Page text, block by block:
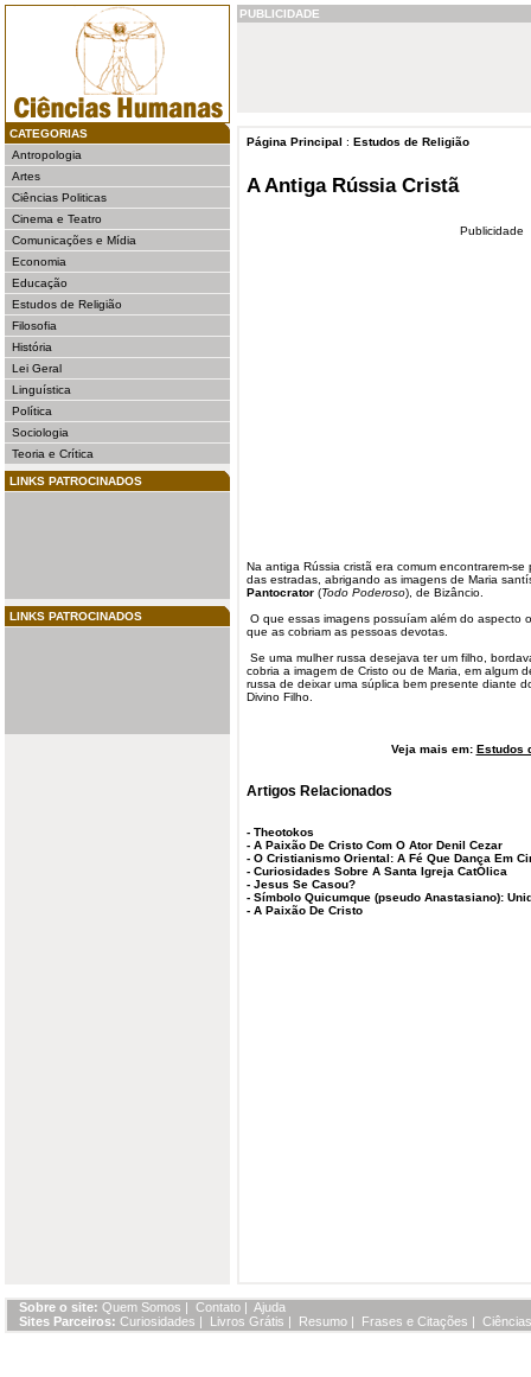
CATEGORIAS
Antropologia
Artes
Ciências Politicas
Cinema e Teatro
Comunicações e Mídia
Economia
Educação
Estudos de Religião
Filosofia
História
Lei Geral
Linguística
Política
Sociologia
Teoria e Crítica
LINKS PATROCINADOS
LINKS PATROCINADOS
PUBLICIDADE
Página Principal : Estudos de Religião
A Antiga Rússia Cristã
Publicidade
Na antiga Rússia cristã era comum encontrarem-
das estradas, abrigando as imagens de Maria
Pantocrator (Todo Poderoso), de Bizâncio.
O que essas imagens possuíam além do aspecto
que as cobriam as pessoas devotas
Se uma mulher russa desejava ter um filho,
cobria a imagem de Cristo ou de Maria, em algum
russa de deixar uma súplica bem presente diante
Divino Filho.
Veja mais em: Estudos
Artigos Relacionados
- Theotokos
- A Paixão De Cristo Com O Ator Denil Cezar
- O Cristianismo Oriental: A Fé Que Dança Em
- Curiosidades Sobre A Santa Igreja CatÓlica
- Jesus Se Casou?
- Símbolo Quicumque (pseudo Anastasiano):
- A Paixão De Cristo
Sobre o site: Quem Somos | Contato | Ajuda
Sites Parceiros: Curiosidades | Livros Grátis | Resumo | Frases e Citações |